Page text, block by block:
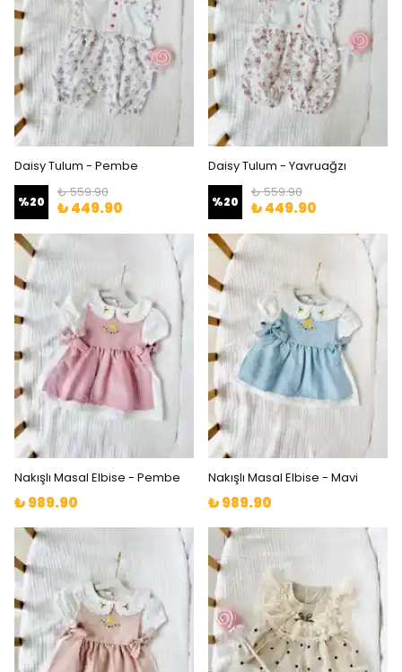
Daisy Tulum - Pembe
%20
₺ 559.90
₺ 449.90
Daisy Tulum - Yavruağzı
%20
₺ 559.90
₺ 449.90
Nakışlı Masal Elbise - Pembe
₺ 989.90
Nakışlı Masal Elbise - Mavi
₺ 989.90